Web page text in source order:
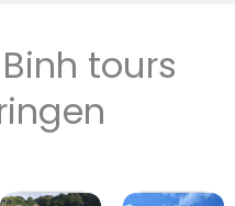
tours